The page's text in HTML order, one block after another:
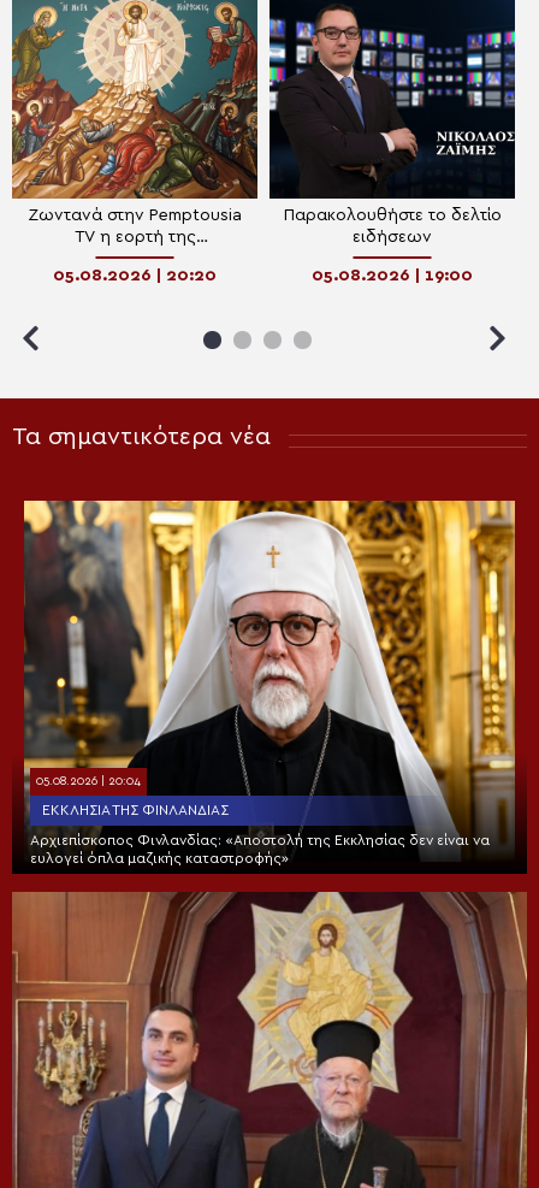
Ζωντανά στην Pemptousia
TV η εορτή της
Μεταμορφώσεως του
Σωτήρος
05.08.2026 | 20:20
Παρακολουθήστε το δελτίο
ειδήσεων
05.08.2026 | 19:00
Τα σημαντικότερα νέα
05.08.2026 | 20:04
ΕΚΚΛΗΣΊΑ ΤΗΣ ΦΙΝΛΑΝΔΊΑΣ
Αρχιεπίσκοπος Φινλανδίας: «Αποστολή της Εκκλησίας δεν είναι να
ευλογεί όπλα μαζικής καταστροφής»